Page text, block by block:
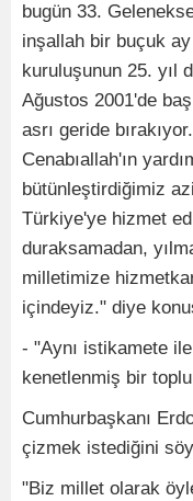
bugün 33.
inşallah bir buçuk
kuruluşunun 25. yıl
Ağustos 2001'de
asrı geride
Cenabıallah'ın
bütünleştirdiğimiz
Türkiye'ye hizmet
duraksamadan,
milletimize
içindeyiz." diye
- "Aynı istikamete
kenetlenmiş bir
Cumhurbaşkanı
çizmek istediğini
"Biz millet olarak